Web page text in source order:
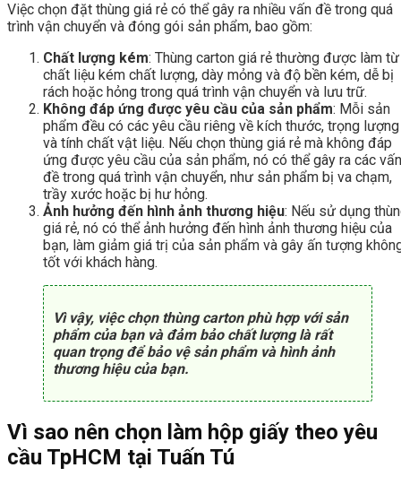
Việc chọn đặt thùng giá rẻ có thể gây ra nhiều vấn đề trong quá
trình vận chuyển và đóng gói sản phẩm, bao gồm:
Chất lượng kém: Thùng carton giá rẻ thường được làm từ
chất liệu kém chất lượng, dày mỏng và độ bền kém, dễ bị
rách hoặc hỏng trong quá trình vận chuyển và lưu trữ.
Không đáp ứng được yêu cầu của sản phẩm: Mỗi sản
phẩm đều có các yêu cầu riêng về kích thước, trọng lượng
và tính chất vật liệu. Nếu chọn thùng giá rẻ mà không đáp
ứng được yêu cầu của sản phẩm, nó có thể gây ra các vấn
đề trong quá trình vận chuyển, như sản phẩm bị va chạm,
trầy xước hoặc bị hư hỏng.
Ảnh hưởng đến hình ảnh thương hiệu: Nếu sử dụng
giá rẻ, nó có thể ảnh hưởng đến hình ảnh thương hiệu của
bạn, làm giảm giá trị của sản phẩm và gây ấn tượng
tốt với khách hàng.
Vì vậy, việc chọn thùng carton phù hợp với sản
phẩm của bạn và đảm bảo chất lượng là rất
quan trọng để bảo vệ sản phẩm và hình ảnh
thương hiệu của bạn.
Vì sao nên chọn làm hộp giấy theo yêu
cầu TpHCM tại Tuấn Tú